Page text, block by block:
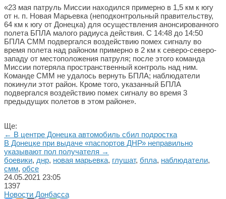
«23 мая патруль Миссии находился примерно в 1,5 км к югу
от н. п. Новая Марьевка (неподконтрольный правительству,
64 км к югу от Донецка) для осуществления анонсированного
полета БПЛА малого радиуса действия. С 14:48 до 14:50
БПЛА СММ подвергался воздействию помех сигналу во
время полета над районом примерно в 2 км к северо-северо-
западу от местоположения патруля; после этого команда
Миссии потеряла пространственный контроль над ним.
Команде СММ не удалось вернуть БПЛА; наблюдатели
покинули этот район. Кроме того, указанный БПЛА
подвергался воздействию помех сигналу во время 3
предыдущих полетов в этом районе».
Ще:
← В центре Донецка автомобиль сбил подростка
В Донецке при выдаче «паспортов ДНР» неправильно
указывают пол получателя →
боевики, днр, новая марьевка, глушат, бпла, наблюдатели,
смм, обсе
24.05.2021 23:05
1397
Новости Донбасса